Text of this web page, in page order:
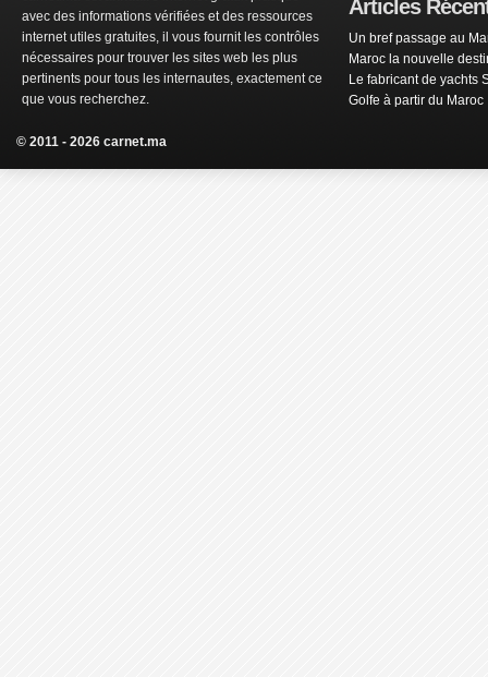
avec des informations vérifiées et des ressources
internet utiles gratuites, il vous fournit les contrôles
nécessaires pour trouver les sites web les plus
pertinents pour tous les internautes, exactement ce
que vous recherchez.
Articles
Un bref passage au
Maroc la nouvelle
Le fabricant de yachts
Golfe à partir du Maroc
© 2011 - 2026 carnet.ma